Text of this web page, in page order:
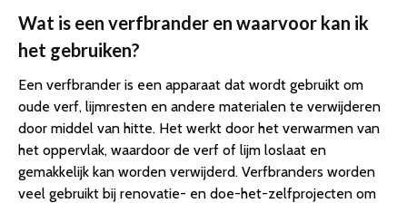
Wat is een verfbrander en waarvoor kan ik
het gebruiken?
Een verfbrander is een apparaat dat wordt gebruikt om
oude verf, lijmresten en andere materialen te verwijderen
door middel van hitte. Het werkt door het verwarmen van
het oppervlak, waardoor de verf of lijm loslaat en
gemakkelijk kan worden verwijderd. Verfbranders worden
veel gebruikt bij renovatie- en doe-het-zelfprojecten om